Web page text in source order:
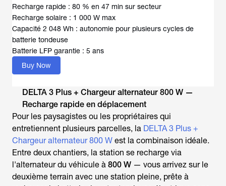
Recharge rapide : 80 % en 47 min sur secteur
Recharge solaire : 1 000 W max
Capacité 2 048 Wh : autonomie pour plusieurs cycles de
batterie tondeuse
Batterie LFP garantie : 5 ans
Buy Now
DELTA 3 Plus + Chargeur alternateur 800 W —
Recharge rapide en déplacement
Pour les paysagistes ou les propriétaires qui
entretiennent plusieurs parcelles, la DELTA 3 Plus +
Chargeur alternateur 800 W est la combinaison idéale.
Entre deux chantiers, la station se recharge via
l'alternateur du véhicule à 800 W — vous arrivez sur le
deuxième terrain avec une station pleine, prête à